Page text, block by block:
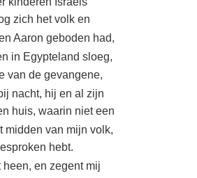
zich het volk en
Aaron geboden had,
in Egypteland sloeg,
van de gevangene,
nacht, hij en al zijn
huis, waarin niet een
midden van mijn volk,
hebt.
en zegent mij